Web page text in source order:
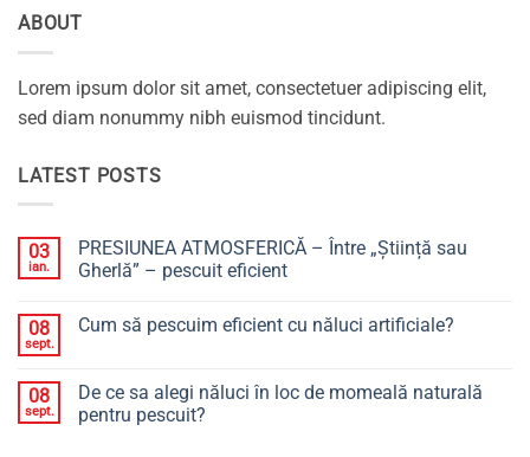
ABOUT
Lorem ipsum dolor sit amet, consectetuer adipiscing elit,
sed diam nonummy nibh euismod tincidunt.
LATEST POSTS
03
ian.
PRESIUNEA ATMOSFERICĂ – Între „Știință sau
Gherlă” – pescuit eficient
la
Între
„Știință
sau
08
sept.
Cum să pescuim eficient cu năluci artificiale?
Cum
să
pescuim
08
sept.
De ce sa alegi năluci în loc de momeală naturală
pentru pescuit?